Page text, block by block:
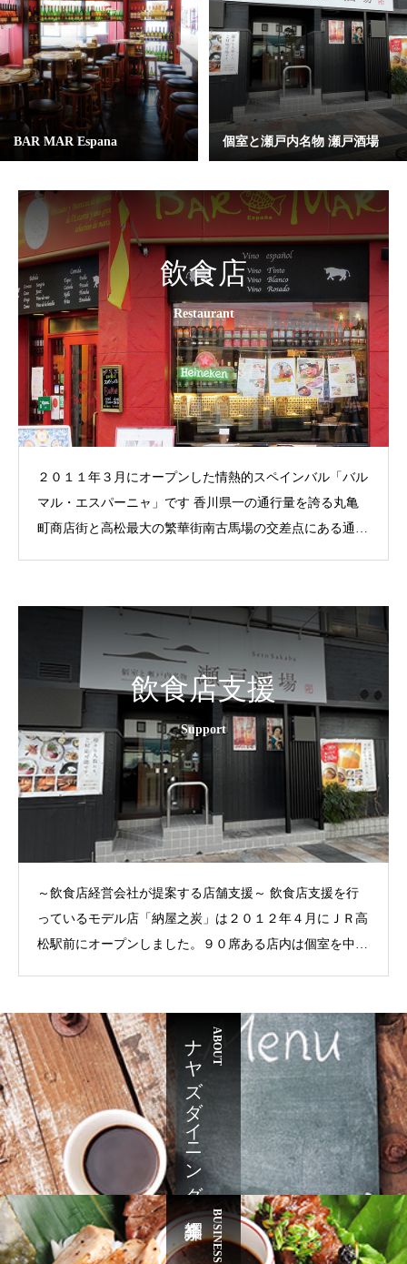
BAR MAR Espana 個室と瀬戸内名物 瀬戸酒場
飲食店
Restaurant
２０１１年３月にオープンした情熱的スペインバル「バル
マル・エスパーニャ」です 香川県一の通行量を誇る丸亀
町商店街と高松最大の繁華街南古馬場の交差点にある通称
種類をご用意。お気に入りのワインと気取らずフォーク片
手にタパスをつまみながらワイワイ高松の夜を楽しんでく
ださい。
飲食店支援
Support
～飲食店経営会社が提案する店舗支援～ 飲食店支援を行
っているモデル店「納屋之炭」は２０１２年４月にＪＲ高
松駅前にオープンしました。９０席ある店内は個室を中心
れしてゆっくりくつろげる店内では香川県の地酒を中心に
名物の熊本馬刺しと炉端焼きをお愉しみください。馬刺し
にあう球磨焼酎、梅酒を蔵元より取り寄せております。
新規オープン、業態変更、冷凍商材など飲食店支援につき
ましてはお気軽にお問い合わせください。
ABOUT
ナヤズダイニング
BUSINESS